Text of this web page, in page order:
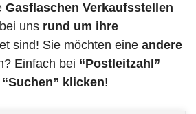
Gasflaschen Verkaufsstellen
uns rund um ihre
sind! Sie möchten eine andere
Einfach bei “Postleitzahl”
“Suchen” klicken!